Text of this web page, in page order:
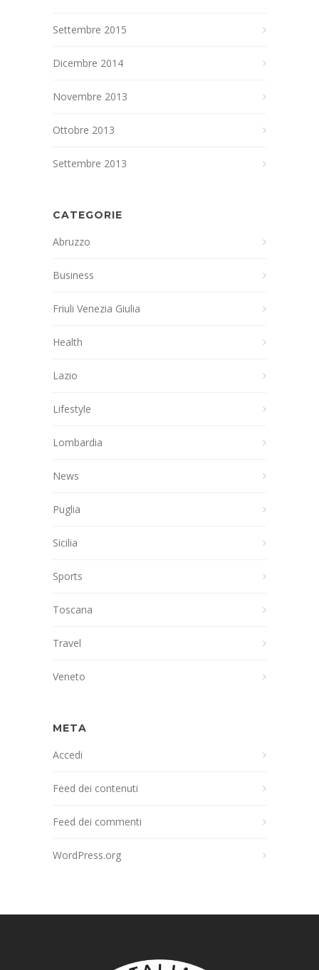
Settembre 2015
Dicembre 2014
Novembre 2013
Ottobre 2013
Settembre 2013
CATEGORIE
Abruzzo
Business
Friuli Venezia Giulia
Health
Lazio
Lifestyle
Lombardia
News
Puglia
Sicilia
Sports
Toscana
Travel
Veneto
META
Accedi
Feed dei contenuti
Feed dei commenti
WordPress.org